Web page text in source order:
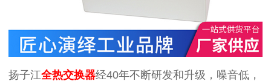
扬子江全热交换器经40年不断研发和升级，噪音低，